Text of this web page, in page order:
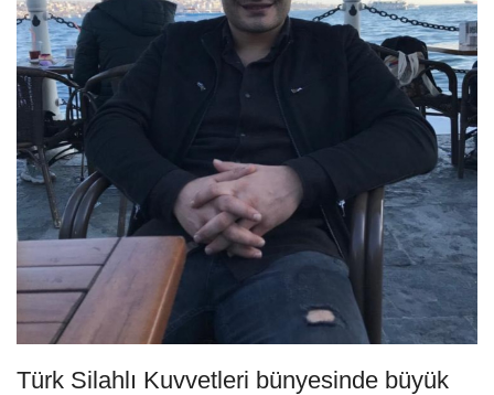
Türk Silahlı Kuvvetleri bünyesinde büyük